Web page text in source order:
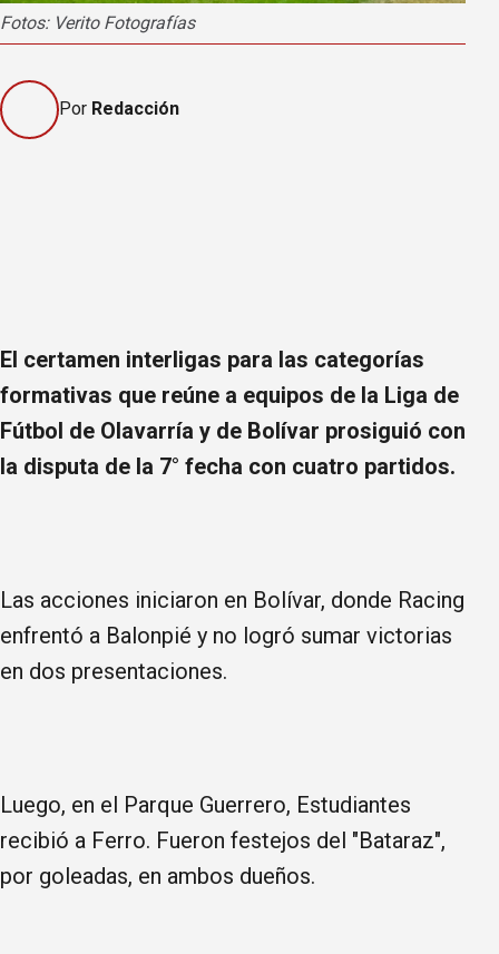
Fotos: Verito Fotografías
Por Redacción
El certamen interligas para las categorías
formativas que reúne a equipos de la Liga de
Fútbol de Olavarría y de Bolívar prosiguió con
la disputa de la 7° fecha con cuatro partidos.
Las acciones iniciaron en Bolívar, donde Racing
enfrentó a Balonpié y no logró sumar victorias
en dos presentaciones.
Luego, en el Parque Guerrero, Estudiantes
recibió a Ferro. Fueron festejos del "Bataraz",
por goleadas, en ambos dueños.